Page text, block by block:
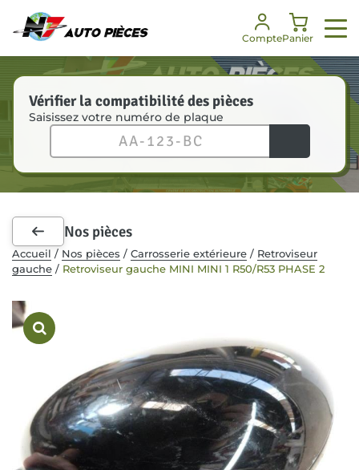
ComptePanier
Nos services
Enlèvement véhicules
Nos pièces
Toutes les pièces
Pièces carrosserie
Kit de démarrage
Accessoires intérieurs
Notre société
Notre histoire
Nos certifications
Notre équipe
RSE
Besoin d’aide ?
FAQ
Communiqués de presse
Vérifier la compatibilité des pièces
Saisissez votre numéro de plaque
Nos pièces
Accueil / Nos pièces / Carrosserie extérieure / Retroviseur
gauche / Retroviseur gauche MINI MINI 1 R50/R53 PHASE 2